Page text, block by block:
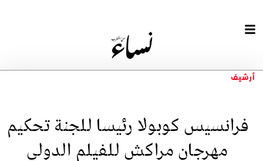
أرشيف
فرانسيس كوبولا رئيسا للجنة تحكيم
مهرجان مراكش للفيلم الدولي